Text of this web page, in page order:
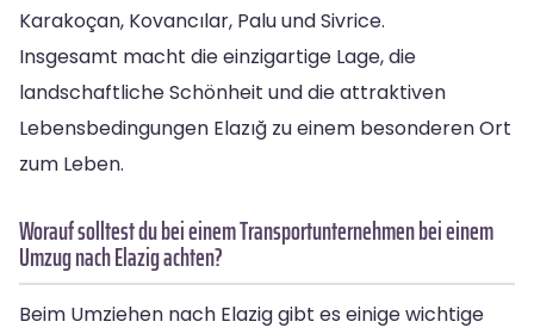
Karakoçan, Kovancılar, Palu und Sivrice.
Insgesamt macht die einzigartige Lage, die
landschaftliche Schönheit und die attraktiven
Lebensbedingungen Elazığ zu einem besonderen Ort
zum Leben.
Worauf solltest du bei einem Transportunternehmen bei einem
Umzug nach Elazig achten?
Beim Umziehen nach Elazig gibt es einige wichtige